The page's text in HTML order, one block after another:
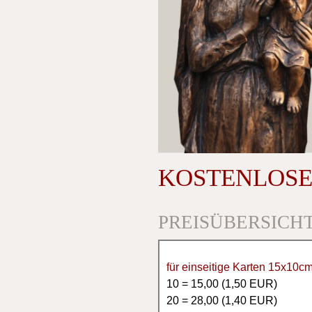
für einseitige Karten
10 = 15,00 (1,50 EUR)
20 = 28,00 (1,40 EUR)